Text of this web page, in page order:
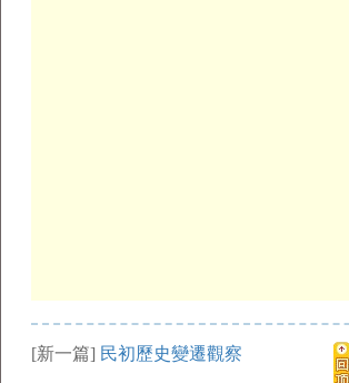
[新一篇] 民初歷史變遷觀察